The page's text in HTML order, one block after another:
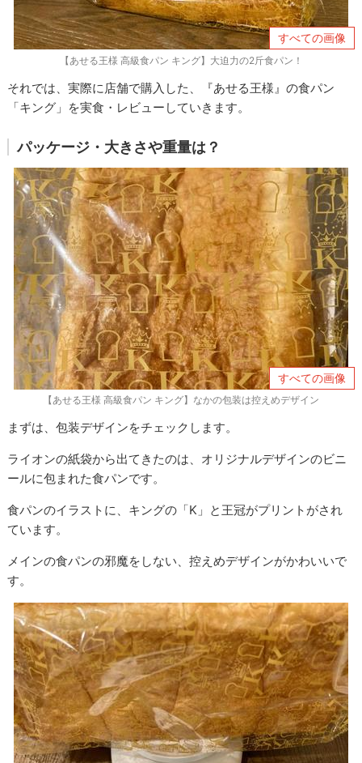
すべての画像
【あせる王様 高級食パン キング】大迫力の2斤食パン！
それでは、実際に店舗で購入した、『あせる王様』の食パン
「キング」を実食・レビューしていきます。
パッケージ・大きさや重量は？
すべての画像
【あせる王様 高級食パン キング】なかの包装は控えめデザイン
まずは、包装デザインをチェックします。
ライオンの紙袋から出てきたのは、オリジナルデザインのビニ
ールに包まれた食パンです。
食パンのイラストに、キングの「K」と王冠がプリントがされ
ています。
メインの食パンの邪魔をしない、控えめデザインがかわいいで
す。